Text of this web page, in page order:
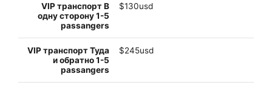
$130usd
$245usd